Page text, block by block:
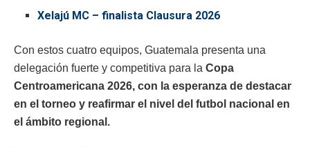
Xelajú MC – finalista Clausura 2026
Con estos cuatro equipos, Guatemala presenta una
delegación fuerte y competitiva para la Copa
Centroamericana 2026, con la esperanza de destacar
en el torneo y reafirmar el nivel del futbol nacional en
el ámbito regional.